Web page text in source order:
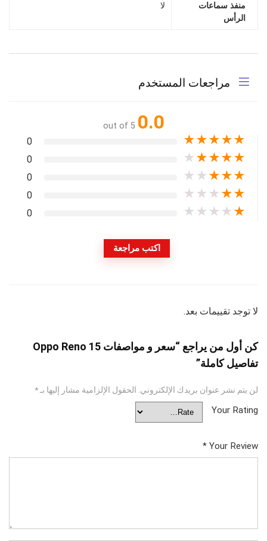
منفذ سماعات
الرأس
لا
مراجعات المستخدم
0.0
out of 5
★
★
★
★
★
0
★
★
★
★
★
0
★
★
★
★
★
0
★
★
★
★
★
0
★
★
★
★
★
0
اكتب مراجعة
لا توجد تقييمات بعد.
كن أول من يراجع “سعر و مواصفات Oppo Reno 15
تفاصيل كاملة”
لن يتم نشر عنوان بريدك الإلكتروني. الحقول الإلزامية مشار إليها بـ*
Your Rating
Your Review
*